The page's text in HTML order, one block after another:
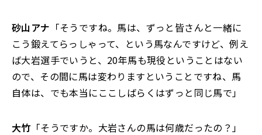
砂山アナ 「そうですね。馬は、ずっと皆さんと一緒に
こう鍛えてらっしゃって、という馬なんですけど、例え
ば大岩選手でいうと、20年馬も現役ということはない
ので、その間に馬は変わりますということですね、馬
自体は、でも本当にここしばらくはずっと同じ馬で」
大竹 「そうですか。大岩さんの馬は何歳だったの？」